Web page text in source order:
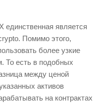
является
Помимо этого,
более узкие
То есть в подобных
между ценой
активов
на контрактах